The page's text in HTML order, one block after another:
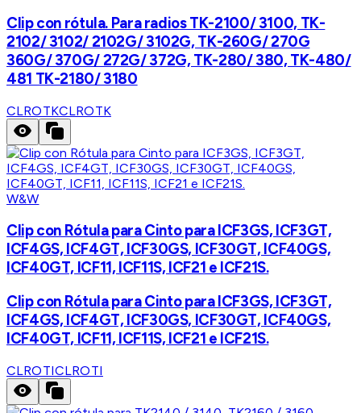
Clip con rótula. Para radios TK-2100/ 3100, TK-
2102/ 3102/ 2102G/ 3102G, TK-260G/ 270G
360G/ 370G/ 272G/ 372G, TK-280/ 380, TK-480/
481 TK-2180/ 3180
CLROTKCLROTK
W&W
Clip con Rótula para Cinto para ICF3GS, ICF3GT,
ICF4GS, ICF4GT, ICF30GS, ICF30GT, ICF40GS,
ICF40GT, ICF11, ICF11S, ICF21 e ICF21S.
Clip con Rótula para Cinto para ICF3GS, ICF3GT,
ICF4GS, ICF4GT, ICF30GS, ICF30GT, ICF40GS,
ICF40GT, ICF11, ICF11S, ICF21 e ICF21S.
CLROTICLROTI